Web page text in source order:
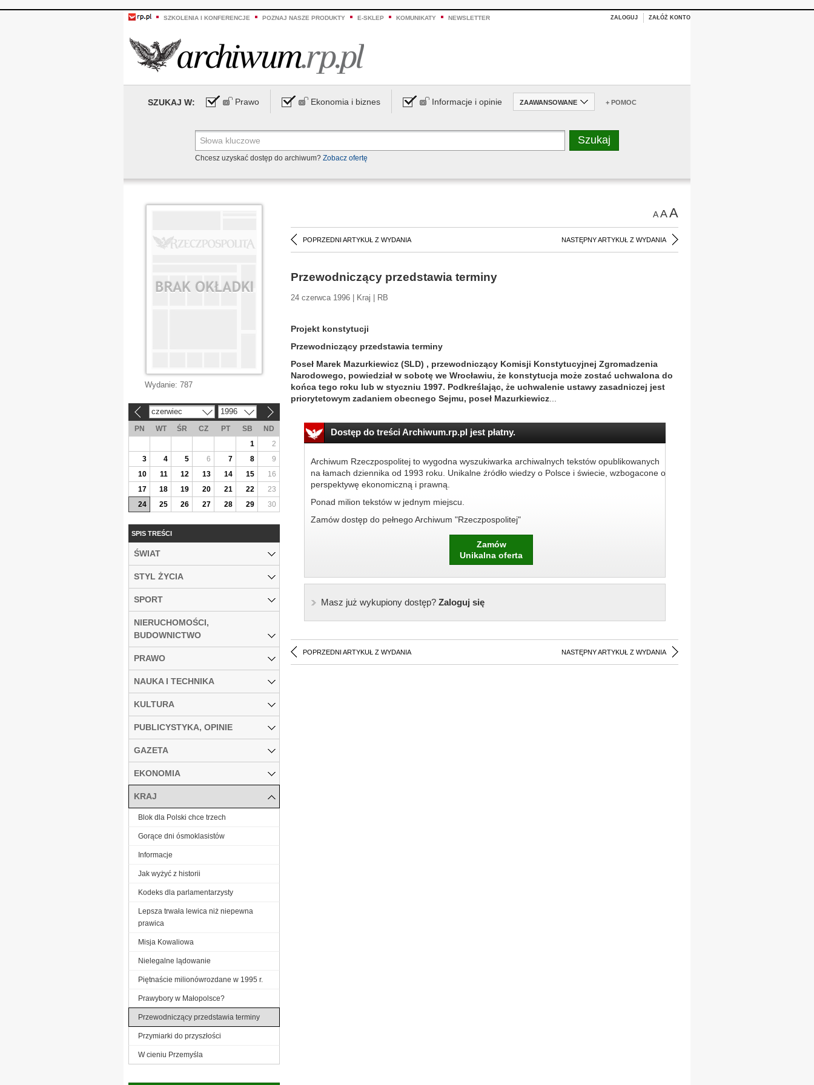
SZKOLENIA I KONFERENCJE POZNAJ NASZE PRODUKTY E-SKLEP KOMUNIKATY NEWSLETTER ZALOGUJ ZAŁÓŻ KONTO
SZUKAJ W: Prawo Ekonomia i biznes Informacje i opinie ZAAWANSOWANE + POMOC
Chcesz uzyskać dostęp do archiwum? Zobacz ofertę
AAA
POPRZEDNI ARTYKUŁ Z WYDANIA NASTĘPNY ARTYKUŁ Z WYDANIA
Przewodniczący przedstawia terminy
24 czerwca 1996 | Kraj | RB
Projekt konstytucji
Przewodniczący przedstawia terminy
Poseł Marek Mazurkiewicz (SLD) , przewodniczący Komisji Konstytucyjnej Zgromadzenia
Narodowego, powiedział w sobotę we Wrocławiu, że konstytucja może zostać uchwalona do
końca tego roku lub w styczniu 1997. Podkreślając, że uchwalenie ustawy zasadniczej jest
priorytetowym zadaniem obecnego Sejmu, poseł Mazurkiewicz
Dostęp do treści Archiwum.rp.pl jest płatny.
Archiwum Rzeczpospolitej to wygodna wyszukiwarka archiwalnych tekstów opublikowanych
na łamach dziennika od 1993 roku. Unikalne źródło wiedzy o Polsce i świecie, wzbogacone o
perspektywę ekonomiczną i prawną.
Ponad milion tekstów w jednym miejscu.
Zamów dostęp do pełnego Archiwum "Rzeczpospolitej"
Zamów
Unikalna oferta
Masz już wykupiony dostęp?Zaloguj się
POPRZEDNI ARTYKUŁ Z WYDANIA NASTĘPNY ARTYKUŁ Z WYDANIA
Wydanie: 787
czerwiec 1996
PN WT ŚR CZ PT SB
ND
1
2
3
4 5 6 7 8
9
10
11 12 13 14 15
16
17
18 19 20 21 22
23
24
25 26 27 28 29 30
SPIS TREŚCI
ŚWIAT
STYL ŻYCIA
SPORT
NIERUCHOMOŚCI,
BUDOWNICTWO
PRAWO
NAUKA I TECHNIKA
KULTURA
PUBLICYSTYKA, OPINIE
GAZETA
EKONOMIA
KRAJ
Blok dla Polski chce trzech
Gorące dni ósmoklasistów
Informacje
Jak wyżyć z historii
Kodeks dla parlamentarzysty
Lepsza trwała lewica niż niepewna
prawica
Misja Kowaliowa
Nielegalne lądowanie
Piętnaście milionówrozdane w 1995 r.
Prawybory w Małopolsce?
Przewodniczący przedstawia terminy
Przymiarki do przyszłości
W cieniu Przemyśla